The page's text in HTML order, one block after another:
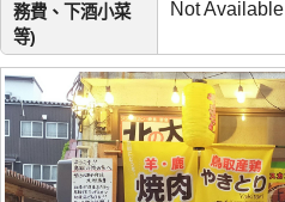
務費、下酒小菜
等)
Not Available